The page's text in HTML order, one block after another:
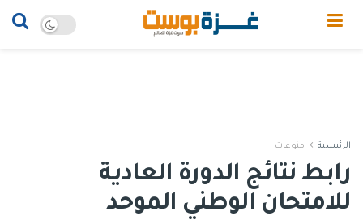
الرئيسية منوعات
رابط نتائج الدورة العادية
للامتحان الوطني الموحد